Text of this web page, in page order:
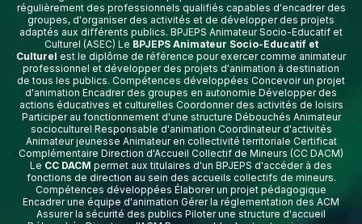
régulièrement des professionnels qualifiés capables d'encadrer des
groupes, d'organiser des activités et de développer des projets
adaptés aux différents publics. BPJEPS Animateur Socio-Educatif et
Culturel (ASEC) Le BPJEPS Animateur Socio-Educatif et
Culturel est le diplôme de référence pour exercer comme animateur
professionnel et développer des projets d'animation à destination
de tous les publics. Compétences développées Concevoir un projet
d'animation Encadrer des groupes en autonomie Développer des
actions éducatives et culturelles Coordonner des activités de loisirs
Participer au fonctionnement d'une structure Débouchés Animateur
socioculturel Responsable d'animation Coordinateur d'activités
Animateur jeunesse Animateur en collectivité territoriale Certificat
Complémentaire Direction d'Accueil Collectif de Mineurs (CC DACM)
Le CC DACM permet aux titulaires d'un BPJEPS d'accéder à des
fonctions de direction au sein des accueils collectifs de mineurs.
Compétences développées Élaborer un projet pédagogique
Encadrer une équipe d'animation Gérer la réglementation des ACM
Assurer la sécurité des publics Piloter une structure d'accueil